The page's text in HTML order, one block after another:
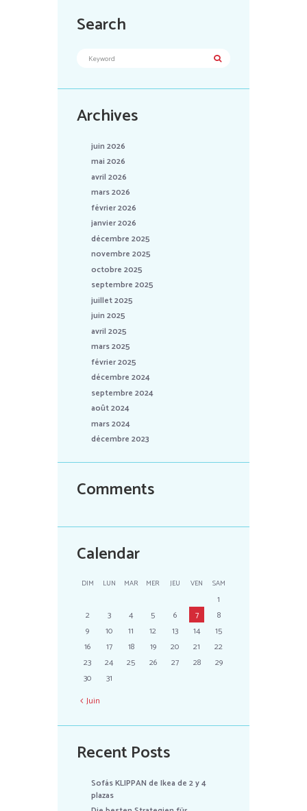
Search
Archives
juin 2026
mai 2026
avril 2026
mars 2026
février 2026
janvier 2026
décembre 2025
novembre 2025
octobre 2025
septembre 2025
juillet 2025
juin 2025
avril 2025
mars 2025
février 2025
décembre 2024
septembre 2024
août 2024
mars 2024
décembre 2023
Comments
Calendar
DIM LUN MAR MER JEU VEN SAM
1
2
3 4 5 6 7
8
9
10 11 12 13 14
15
16
17 18 19 20 21
22
23
24 25 26 27 28
29
30
31
Juin
Recent Posts
Sofás KLIPPAN de Ikea de 2 y 4
plazas